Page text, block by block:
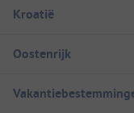
Kroatië
Oostenrijk